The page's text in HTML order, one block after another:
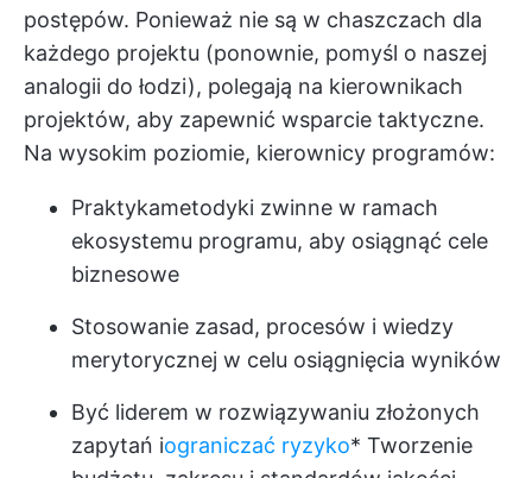
postępów. Ponieważ nie są w chaszczach dla
każdego projektu (ponownie, pomyśl o naszej
analogii do łodzi), polegają na kierownikach
projektów, aby zapewnić wsparcie taktyczne.
Na wysokim poziomie, kierownicy programów:
Praktykametodyki zwinne w ramach
ekosystemu programu, aby osiągnąć cele
biznesowe
Stosowanie zasad, procesów i wiedzy
merytorycznej w celu osiągnięcia wyników
Być liderem w rozwiązywaniu złożonych
zapytań iograniczać ryzyko* Tworzenie